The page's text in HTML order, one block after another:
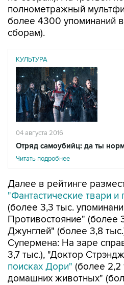
полнометражный
более 4300 упоминаний
сборам).
КУЛЬТУРА
04 августа 2016
Отряд самоубийц: да ты
Читать подробнее
Далее в рейтинге
"Фантастические твари и
(более 3,3 тыс.
Противостояние" (более
Джунглей" (более 3,8
Супермена: На заре
3,7 тыс.), "Доктор
поисках Дори" (более 2,2
домашних животных"